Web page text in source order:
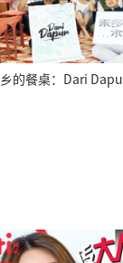
的餐桌：Dari